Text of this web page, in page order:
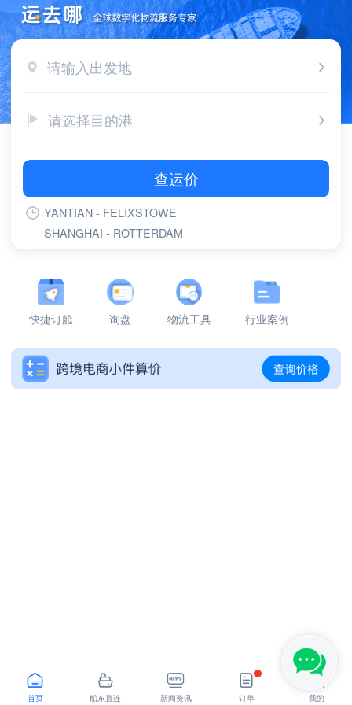
请输入出发地
请选择目的港
查运价
YANTIAN - FELIXSTOWE
SHANGHAI - ROTTERDAM
YANTIAN - LONG BEACH,CA
YANTIAN - LOS ANGELES,CA
SHANGHAI - LOS ANGELES,CA
NINGBO - GDANSK
快捷订舱 询盘 物流工具 行业案例
首页 船东直连 新闻资讯 订单 我的